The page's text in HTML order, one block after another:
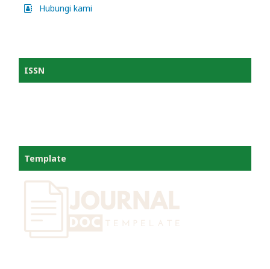
Hubungi kami
ISSN
Template